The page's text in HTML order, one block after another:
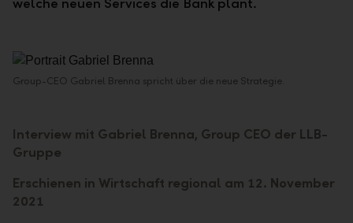
Group-CEO Gabriel Brenna spricht über die neue Strategie.
Interview mit Gabriel Brenna, Group CEO der LLB-
Gruppe
Erschienen in Wirtschaft regional am 12. November
2021